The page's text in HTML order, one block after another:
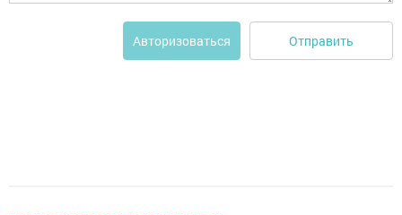
Авторизоваться Отправить